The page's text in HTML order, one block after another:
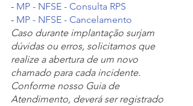
- MP - NFSE - Consulta RPS
- MP - NFSE - Cancelamento
Caso durante implantação surjam
dúvidas ou erros, solicitamos que
realize a abertura de um novo
chamado para cada incidente.
Conforme nosso Guia de
Atendimento, deverá ser registrado